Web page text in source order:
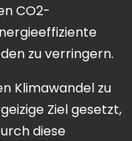
CO2-
zu verringern.
Klimawandel zu
Ziel gesetzt,
diese